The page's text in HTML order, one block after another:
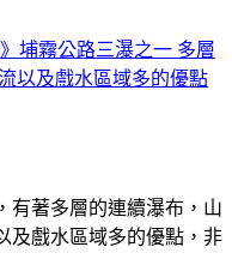
埔霧公路三瀑之一 多層
以及戲水區域多的優點
有著多層的連續瀑布，山
及戲水區域多的優點，非